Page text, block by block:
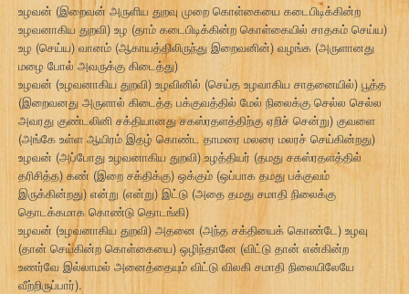
உழவன் (இறைவன் அருளிய துறவு முறை கொள்கையை கடைபிடிக்கின்ற
உழவனாகிய துறவி) உழ (தாம் கடைபிடிக்கின்ற கொள்கையில் சாதகம் செய்ய)
உழ (செய்ய) வானம் (ஆகாயத்திலிருந்து இறைவனின்) வழங்க (அருளானது
மழை போல் அவருக்கு கிடைத்து)
உழவன் (உழவனாகிய துறவி) உழவினில் (செய்த உழவாகிய சாதனையில்) பூத்த
(இறைவனது அருளால் கிடைத்த பக்குவத்தில் மேல் நிலைக்கு செல்ல செல்ல
அவரது குண்டலினி சக்தியானது சகஸ்ரதளத்திற்கு ஏறிச் சென்று) குவளை
(அங்கே உள்ள ஆயிரம் இதழ் கொண்ட தாமரை மலரை மலரச் செய்கின்றது)
உழவன் (அப்போது உழவனாகிய துறவி) உழத்தியர் (தமது சகஸ்ரதளத்தில்
தரிசித்த) கண் (இறை சக்திக்கு) ஒக்கும் (ஒப்பாக தமது பக்குவம்
இருக்கின்றது) என்று (என்று) இட்டு (அதை தமது சமாதி நிலைக்கு
தொடக்கமாக கொண்டு தொடங்கி)
உழவன் (உழவனாகிய துறவி) அதனை (அந்த சக்தியைக் கொண்டே) உழவு
(தான் செய்கின்ற கொள்கையை) ஒழிந்தானே (விட்டு தான் என்கின்ற
உணர்வே இல்லாமல் அனைத்தையும் விட்டு விலகி சமாதி நிலையிலேயே
வீற்றிருப்பார்).